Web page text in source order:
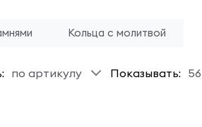
Кольца с молитвой
по артикулу Показывать: 56